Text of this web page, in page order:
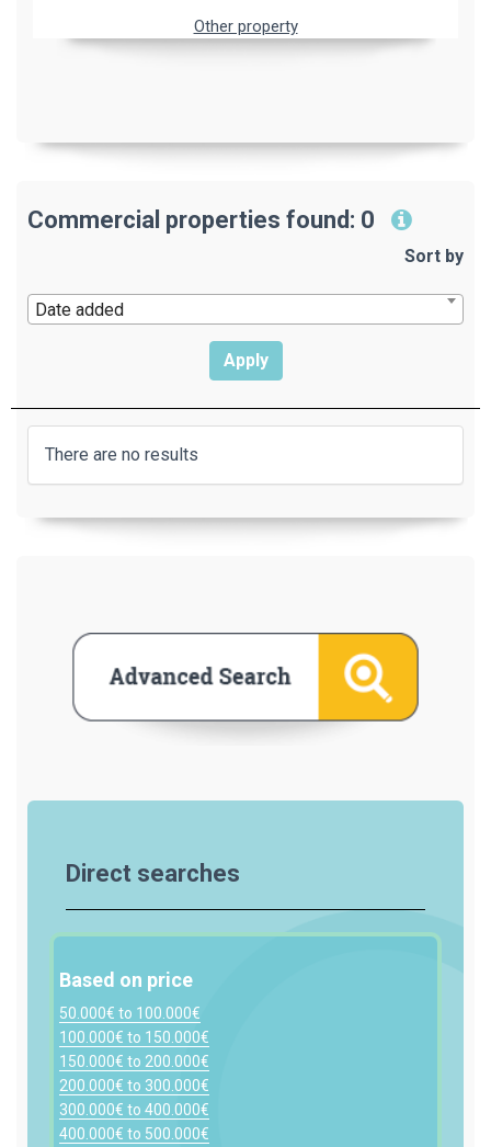
Other property
Commercial properties found: 0
Sort by
Date added
There are no results
Direct searches
Based on price
50.000€ to 100.000€
100.000€ to 150.000€
150.000€ to 200.000€
200.000€ to 300.000€
300.000€ to 400.000€
400.000€ to 500.000€